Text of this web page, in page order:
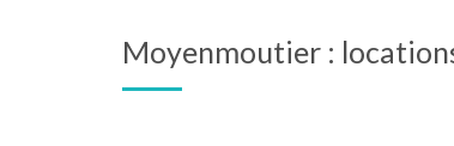
Moyenmoutier :